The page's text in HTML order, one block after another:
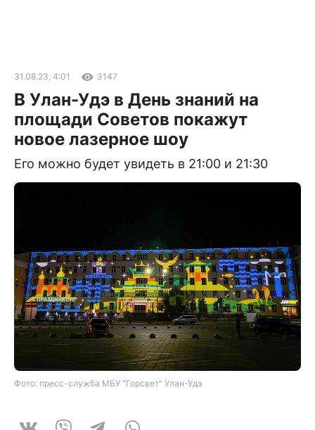
31.08.23, 4:01 3147
В Улан-Удэ в День знаний на
площади Советов покажут
новое лазерное шоу
Его можно будет увидеть в 21:00 и 21:30
Фото: пресс-служба МБУ "Горсвет" Улан-Удэ